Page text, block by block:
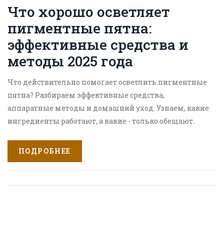
Что хорошо осветляет
пигментные пятна:
эффективные средства и
методы 2025 года
Что действительно помогает осветлить пигментные
пятна? Разбираем эффективные средства,
аппаратные методы и домашний уход. Узнаем, какие
ингредиенты работают, а какие - только обещают.
ПОДРОБНЕЕ